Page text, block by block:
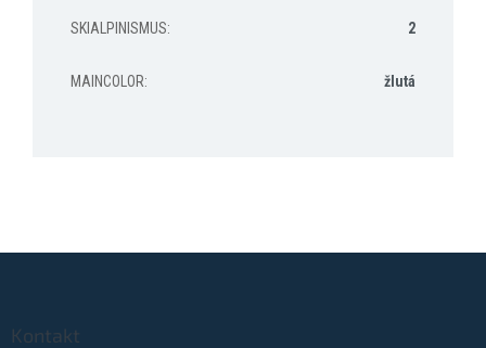
SKIALPINISMUS: 2
MAINCOLOR: žlutá
Kontakt